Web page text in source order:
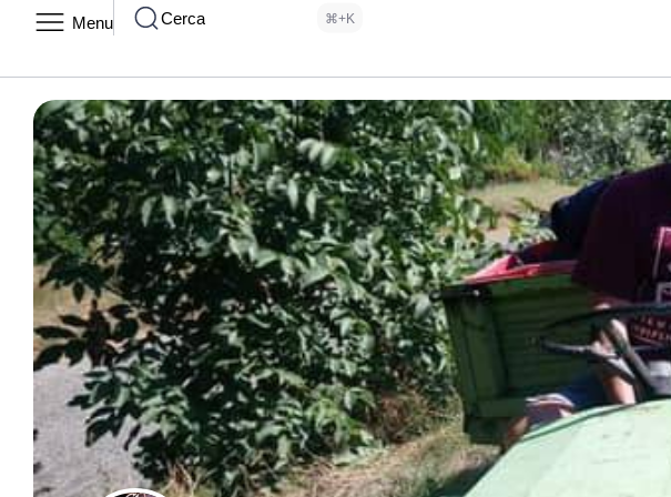
Menu Cerca ⌘+K